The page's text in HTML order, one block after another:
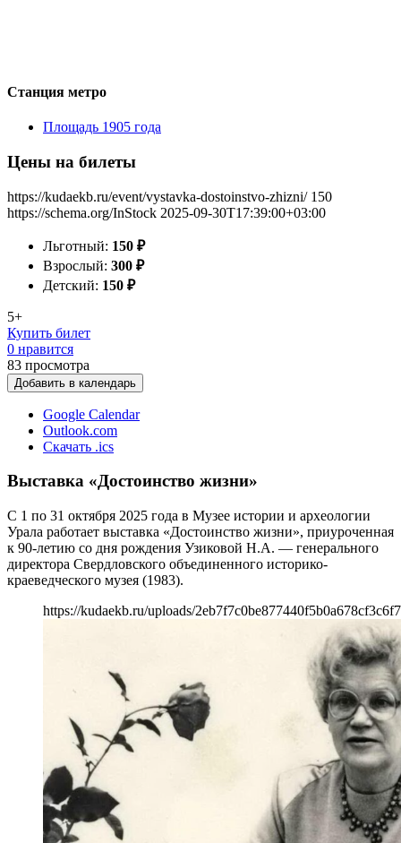
Станция метро
Площадь 1905 года
Цены на билеты
https://kudaekb.ru/event/vystavka-dostoinstvo-zhizni/ 150
https://schema.org/InStock 2025-09-30T17:39:00+03:00
Льготный: 150 ₽
Взрослый: 300 ₽
Детский: 150 ₽
5+
Купить билет
0 нравится
83 просмотра
Добавить в календарь
Google Calendar
Outlook.com
Скачать .ics
Выставка «Достоинство жизни»
С 1 по 31 октября 2025 года в Музее истории и археологии
Урала работает выставка «Достоинство жизни», приуроченная
к 90-летию со дня рождения Узиковой Н.А. — генерального
директора Свердловского объединенного историко-
краеведческого музея (1983).
https://kudaekb.ru/uploads/